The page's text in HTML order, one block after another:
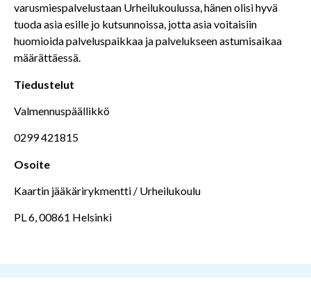
varusmiespalvelustaan Urheilukoulussa, hänen olisi hyvä
tuoda asia esille jo kutsunnoissa, jotta asia voitaisiin
huomioida palveluspaikkaa ja palvelukseen astumisaikaa
määrättäessä.
Tiedustelut
Valmennuspäällikkö
0299 421815
Osoite
Kaartin jääkärirykmentti / Urheilukoulu
PL 6, 00861 Helsinki